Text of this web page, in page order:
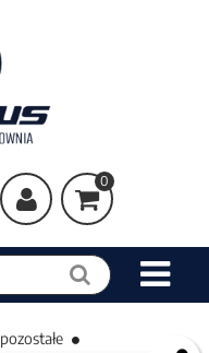
0
pozostałe